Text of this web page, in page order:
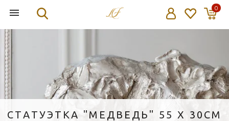
0
СТАТУЭТКА "МЕДВЕДЬ" 55 X 30СМ